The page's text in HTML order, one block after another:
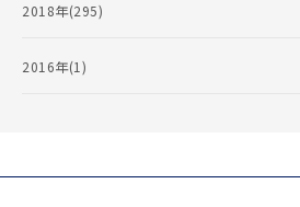
2018年(295)
2016年(1)